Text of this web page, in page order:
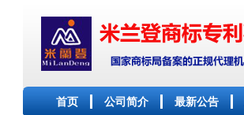
首页 公司简介 最新公告